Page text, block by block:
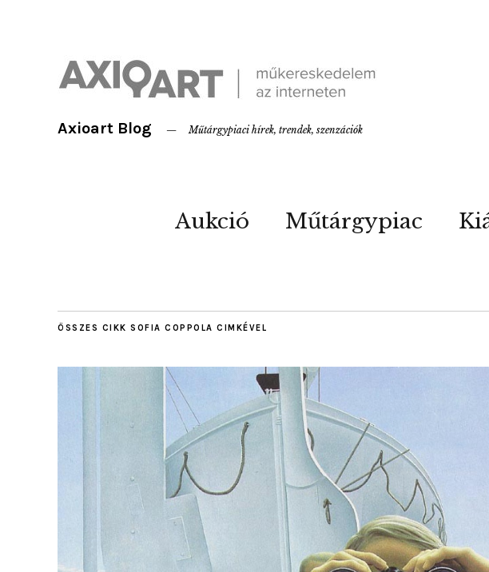
Axioart Blog Műtárgypiaci hírek, trendek, szenzációk
Aukció Műtárgypiac
ÖSSZES CIKK SOFIA COPPOLA CIMKÉVEL